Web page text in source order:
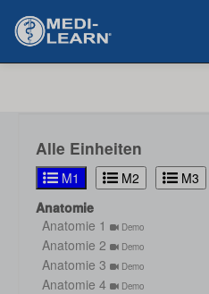
Alle Einheiten
M1 M2
M3
Anatomie
Anatomie 1
Demo
Anatomie 2 Demo
Anatomie 3 Demo
Anatomie 4 Demo